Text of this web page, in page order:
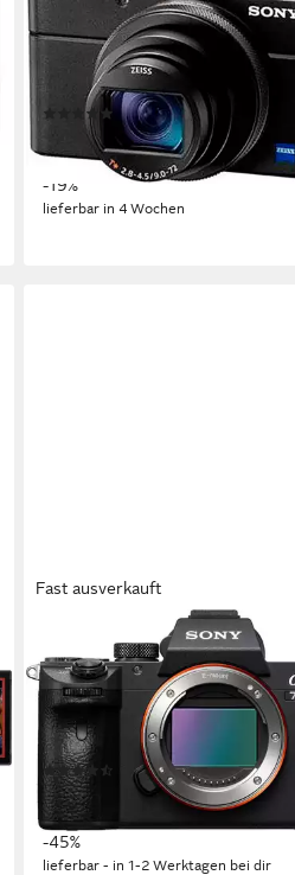
RX100 VII Kompaktkamera
20,1 MP Auflösung Foto
4K Ultra HD Auflösung Video
72 mm
Brennweite
(4)
1.049,00 € UVP1.299,00 €
30,46 €mtl. in 48 Raten
-19%
lieferbar in 4 Wochen
Fast ausverkauft
ILCE-7M3B - Alpha 7 III E-Mount
Systemkamera
24,2 MP
Auflösung Foto
4K Ultra HD
Auflösung Video
(52)
ab 1.255,60 € UVP2.299,00 €
36,45 €
mtl. in 48 Raten
-45%
lieferbar - in 1-2 Werktagen bei dir